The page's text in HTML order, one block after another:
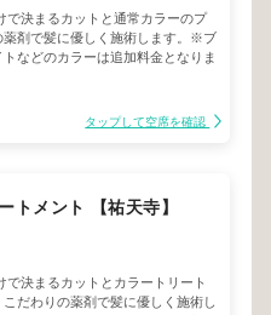
で決まるカットと通常カラーのプ
薬剤で髪に優しく施術します。※ブ
トなどのカラーは追加料金となりま
タップして空席を確認
トメント 【祐天寺】
で決まるカットとカラートリート
こだわりの薬剤で髪に優しく施術し